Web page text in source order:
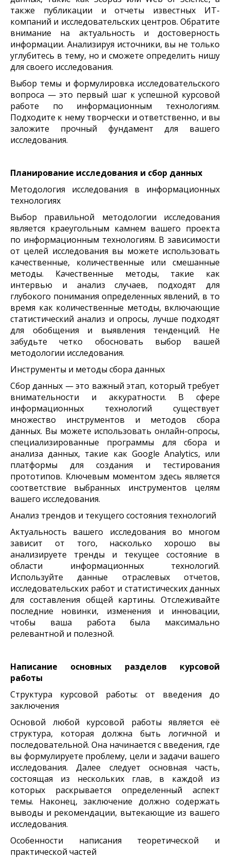
также публикации и отчеты известных ИТ-
компаний и исследовательских центров. Обратите
внимание на актуальность и достоверность
информации. Анализируя источники, вы не только
углубитесь в тему, но и сможете определить нишу
для своего исследования.
Выбор темы и формулировка исследовательского
вопроса — это первый шаг к успешной курсовой
работе по информационным технологиям.
Подходите к нему творчески и ответственно, и вы
заложите прочный фундамент для вашего
исследования.
Планирование исследования и сбор данных
Методология исследования в информационных
технологиях
Выбор правильной методологии исследования
является краеугольным камнем вашего проекта
по информационным технологиям. В зависимости
от целей исследования вы можете использовать
качественные, количественные или смешанные
методы. Качественные методы, такие как
интервью и анализ случаев, подходят для
глубокого понимания определенных явлений, в то
время как количественные методы, включающие
статистический анализ и опросы, лучше подходят
для обобщения и выявления тенденций. Не
забудьте четко обосновать выбор вашей
методологии исследования.
Инструменты и методы сбора данных
Сбор данных — это важный этап, который требует
внимательности и аккуратности. В сфере
информационных технологий существует
множество инструментов и методов сбора
данных. Вы можете использовать онлайн-опросы,
специализированные программы для сбора и
анализа данных, такие как Google Analytics, или
платформы для создания и тестирования
прототипов. Ключевым моментом здесь является
соответствие выбранных инструментов целям
вашего исследования.
Анализ трендов и текущего состояния технологий
Актуальность вашего исследования во многом
зависит от того, насколько хорошо вы
анализируете тренды и текущее состояние в
области информационных технологий.
Используйте данные отраслевых отчетов,
исследовательских работ и статистических данных
для составления общей картины. Отслеживайте
последние новинки, изменения и инновации,
чтобы ваша работа была максимально
релевантной и полезной.
Написание основных разделов курсовой
работы
Структура курсовой работы: от введения до
заключения
Основой любой курсовой работы является её
структура, которая должна быть логичной и
последовательной. Она начинается с введения, где
вы формулируете проблему, цели и задачи вашего
исследования. Далее следует основная часть,
состоящая из нескольких глав, в каждой из
которых раскрывается определенный аспект
темы. Наконец, заключение должно содержать
выводы и рекомендации, вытекающие из вашего
исследования.
Особенности написания теоретической и
практической частей